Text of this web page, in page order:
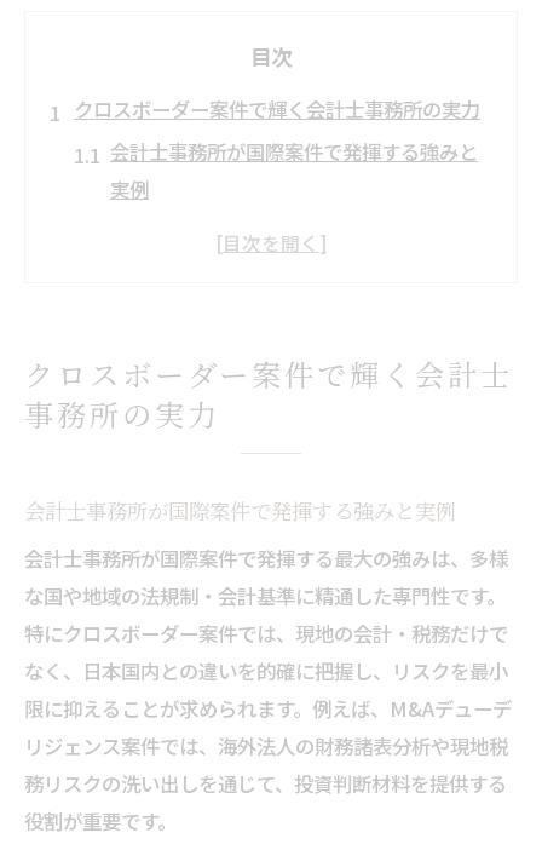
目次
クロスボーダー案件で輝く会計士事務所の実力
会計士事務所が国際案件で発揮する強みと
実例
クロスボーダー実務で評価される会計士事
会計士事務所で磨く国際業務の実践力と対
応力
ダー案件の特徴
会計士事務所が求める国際業務の必須スキル
国際業務に強い会計士事務所で必要な知識
クロスボーダー対応で必須となる会計士事
務所スキル
会計士事務所が重視する語学力と異文化対
応力
会計士事務所で活きる国際規準とコンプラ
イアンス力
クロスボーダー案件で輝く会計士
事務所の実力
会計士事務所が国際案件で発揮する強みと実例
会計士事務所が国際案件で発揮する最大の強みは、多様
な国や地域の法規制・会計基準に精通した専門性です。
特にクロスボーダー案件では、現地の会計・税務だけで
なく、日本国内との違いを的確に把握し、リスクを最小
限に抑えることが求められます。例えば、M&Aデューデ
リジェンス案件では、海外法人の財務諸表分析や現地税
務リスクの洗い出しを通じて、投資判断材料を提供する
役割が重要です。